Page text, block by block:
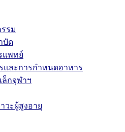
รม
บัด
แพทย์
ละการกำหนดอาหาร
ล็กจุฬาฯ
วะผู้สูงอายุ